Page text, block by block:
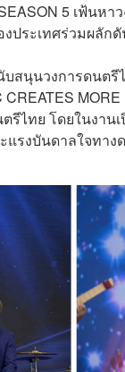
5 เฟ้น
ประเทศร่วมผลัก
สนุนวงการดนตรี
ทย โดยในงาน
แรงบันดาลใจทาง